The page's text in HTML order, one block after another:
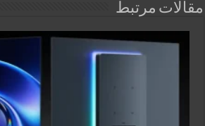
مقالات مرتبط